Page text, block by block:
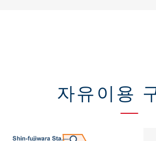
자유이용